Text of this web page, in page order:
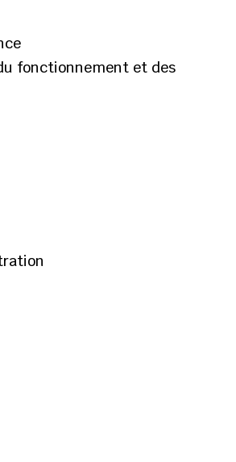
fonctionnement et des